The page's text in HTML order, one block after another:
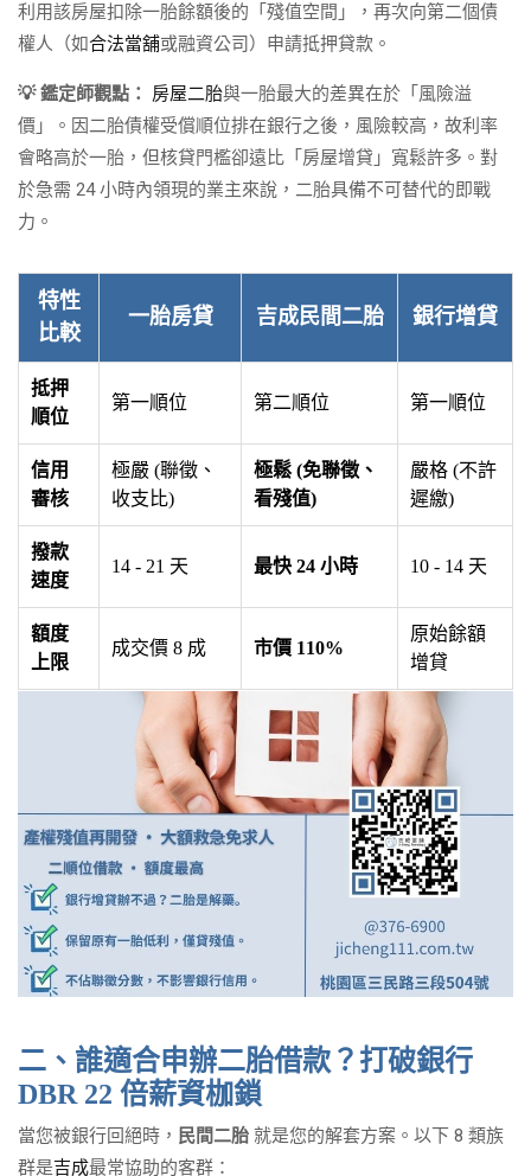
利用該房屋扣除一胎餘額後的「殘值空間」，再次向第二個債
權人（如合法當舖或融資公司）申請抵押貸款。
💡 鑑定師觀點： 房屋二胎與一胎最大的差異在於「風險溢
價」。因二胎債權受償順位排在銀行之後，風險較高，故利率
會略高於一胎，但核貸門檻卻遠比「房屋增貸」寬鬆許多。對
於急需 24 小時內領現的業主來說，二胎具備不可替代的即戰
力。
特性
比較
一胎房貸 吉成民間二胎 銀行增貸
抵押
順位
第一順位 第二順位 第一順位
信用
審核
極嚴 (聯徵、
收支比)
極鬆 (免聯徵、
看殘值)
嚴格 (不許
遲繳)
撥款
速度
14 - 21 天 最快 24 小時 10 - 14 天
額度
上限
成交價 8 成 市價 110%
原始餘額
增貸
二、誰適合申辦二胎借款？打破銀行
DBR 22 倍薪資枷鎖
當您被銀行回絕時， 民間二胎 就是您的解套方案。以下 8 類族
群是吉成最常協助的客群：